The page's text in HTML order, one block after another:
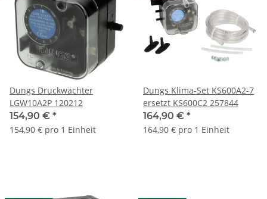
Dungs Druckwächter
LGW10A2P 120212
154,90 € *
154,90 € pro 1 Einheit
Dungs Klima-Set KS600A2-7
ersetzt KS600C2 257844
164,90 € *
164,90 € pro 1 Einheit